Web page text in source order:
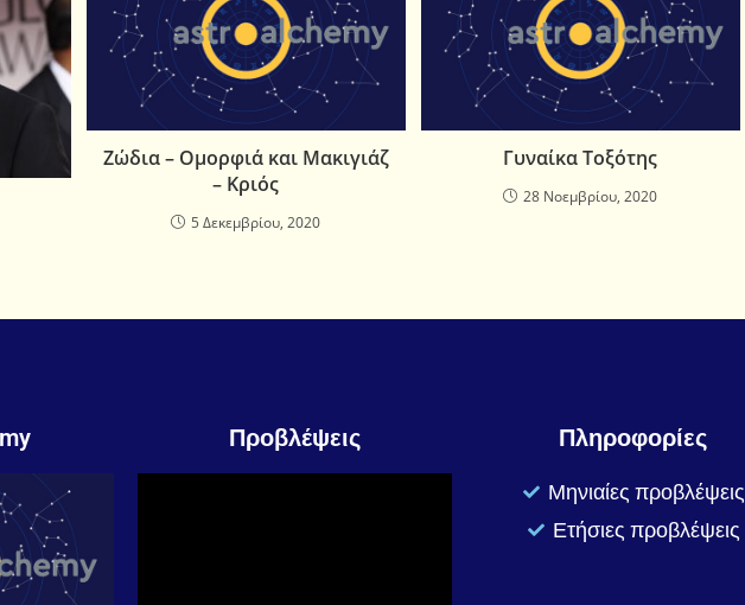
Ζώδια – Ομορφιά και Μακιγιάζ
– Κριός
5 Δεκεμβρίου, 2020
Γυναίκα Τοξότης
28 Νοεμβρίου, 2020
Προβλέψεις Πληροφορίες
Μηνιαίες προβλέψεις
Ετήσιες προβλέψεις